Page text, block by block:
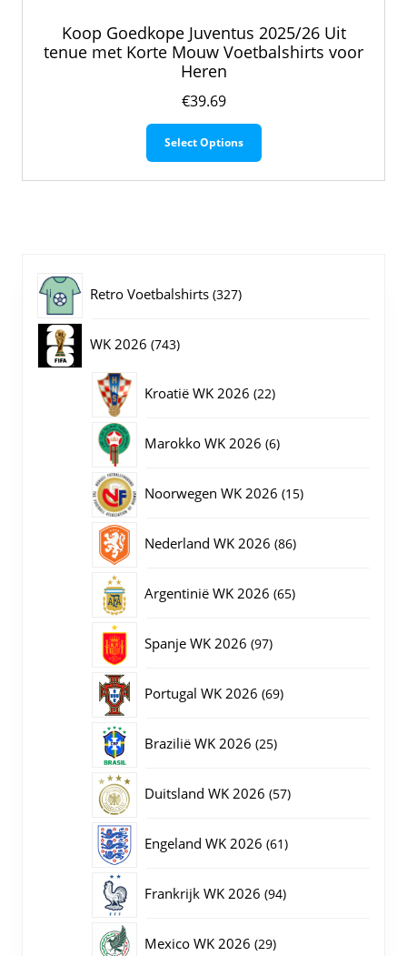
Koop Goedkope Juventus 2025/26 Uit
tenue met Korte Mouw Voetbalshirts voor
Heren
€39.69
Select Options
Dit
Retro Voetbalshirts 327327
WK 2026 743743
Kroatië WK 2026 2222
Marokko WK 2026 66
Noorwegen WK 2026 1515
Nederland WK 2026 8686
Argentinië WK 2026 6565
Spanje WK 2026 9797
Portugal WK 2026 6969
Brazilië WK 2026 2525
Duitsland WK 2026 5757
Engeland WK 2026 6161
Frankrijk WK 2026 9494
Mexico WK 2026 2929